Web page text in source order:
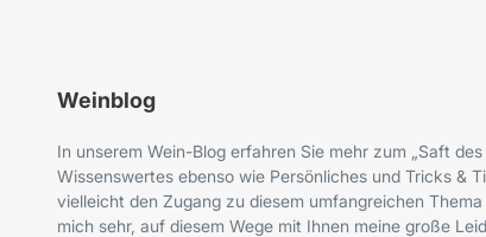
Weinblog
In unserem Wein-Blog erfahren Sie mehr zum „Saft des
Wissenswertes ebenso wie Persönliches und Tricks &
vielleicht den Zugang zu diesem umfangreichen
mich sehr, auf diesem Wege mit Ihnen meine große